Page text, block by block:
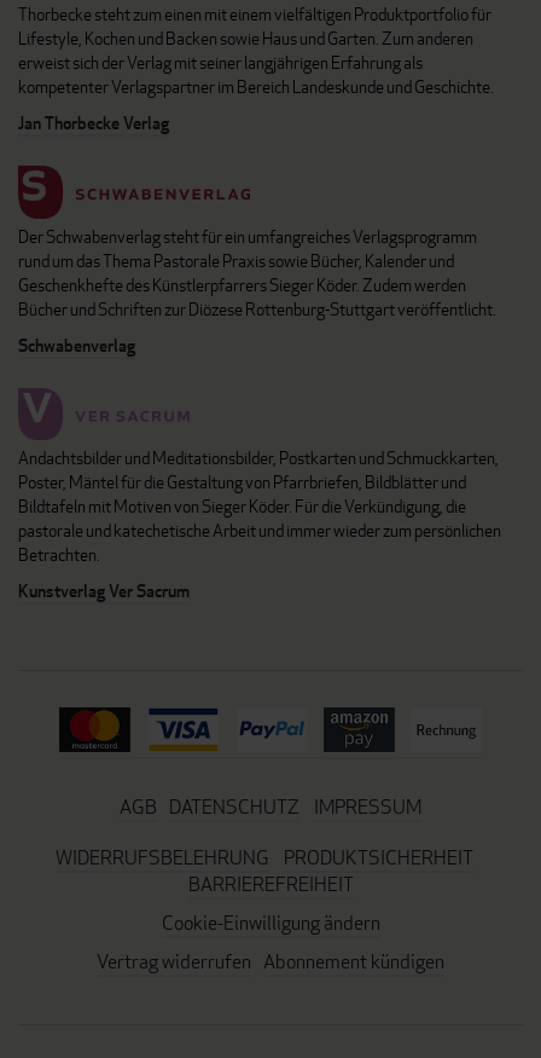
Thorbecke steht zum einen mit einem vielfältigen Produktportfolio für
Lifestyle, Kochen und Backen sowie Haus und Garten. Zum anderen
erweist sich der Verlag mit seiner langjährigen Erfahrung als
kompetenter Verlagspartner im Bereich Landeskunde und Geschichte.
Jan Thorbecke Verlag
Der Schwabenverlag steht für ein umfangreiches Verlagsprogramm
rund um das Thema Pastorale Praxis sowie Bücher, Kalender und
Geschenkhefte des Künstlerpfarrers Sieger Köder. Zudem werden
Bücher und Schriften zur Diözese Rottenburg-Stuttgart veröffentlicht.
Schwabenverlag
Andachtsbilder und Meditationsbilder, Postkarten und Schmuckkarten,
Poster, Mäntel für die Gestaltung von Pfarrbriefen, Bildblätter und
Bildtafeln mit Motiven von Sieger Köder. Für die Verkündigung, die
pastorale und katechetische Arbeit und immer wieder zum persönlichen
Betrachten.
Kunstverlag Ver Sacrum
AGB DATENSCHUTZ
IMPRESSUM
WIDERRUFSBELEHRUNG
PRODUKTSICHERHEIT
BARRIEREFREIHEIT
Cookie-Einwilligung ändern
Vertrag widerrufen Abonnement kündigen